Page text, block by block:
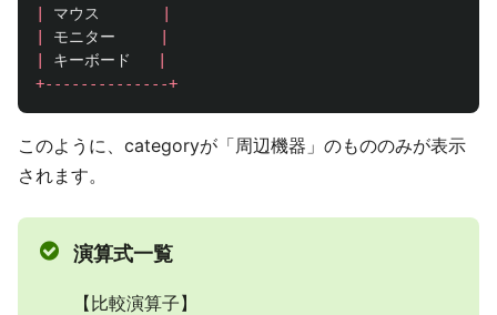
マウス
モニター
キーボード
+--------------+
このように、categoryが「周辺機器」のもののみが表示
されます。
演算式一覧
【比較演算子】